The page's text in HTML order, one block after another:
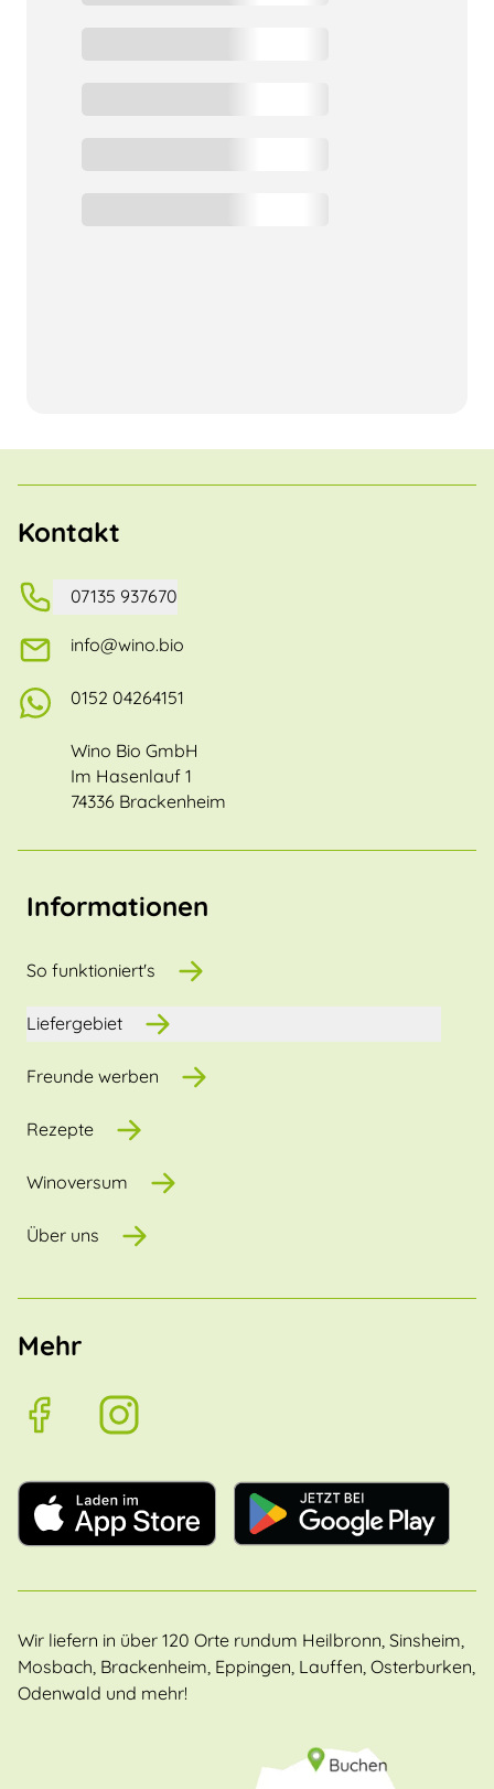
Kontakt
07135 937670
info@wino.bio
0152 04264151
Wino Bio GmbH
Im Hasenlauf 1
74336 Brackenheim
Informationen
So funktioniert's
Liefergebiet
Freunde werben
Rezepte
Winoversum
Über uns
Mehr
Wir liefern in über 120 Orte rundum Heilbronn, Sinsheim,
Mosbach, Brackenheim, Eppingen, Lauffen, Osterburken,
Odenwald und mehr!